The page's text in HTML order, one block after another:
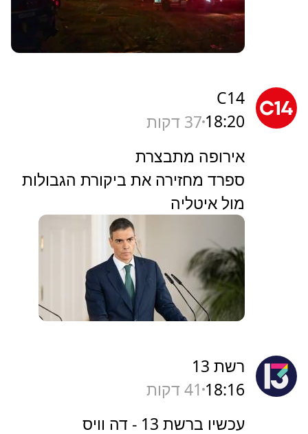
C14
18:20 37 דקות
אירופה מתבצרת
ספרד מחזירה את ביקורת הגבולות
מול איטליה
רשת 13
18:16 41 דקות
עכשיו ברשת 13 - דה וויס